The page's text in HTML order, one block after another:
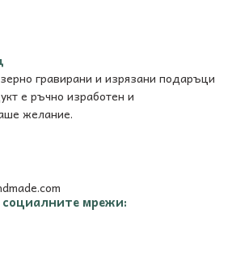
гравирани и изрязани подаръци
е ръчно изработен и
желание.
мрежи: